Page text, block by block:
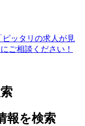
ピッタリの求人が見
ご相談ください！
報を検索